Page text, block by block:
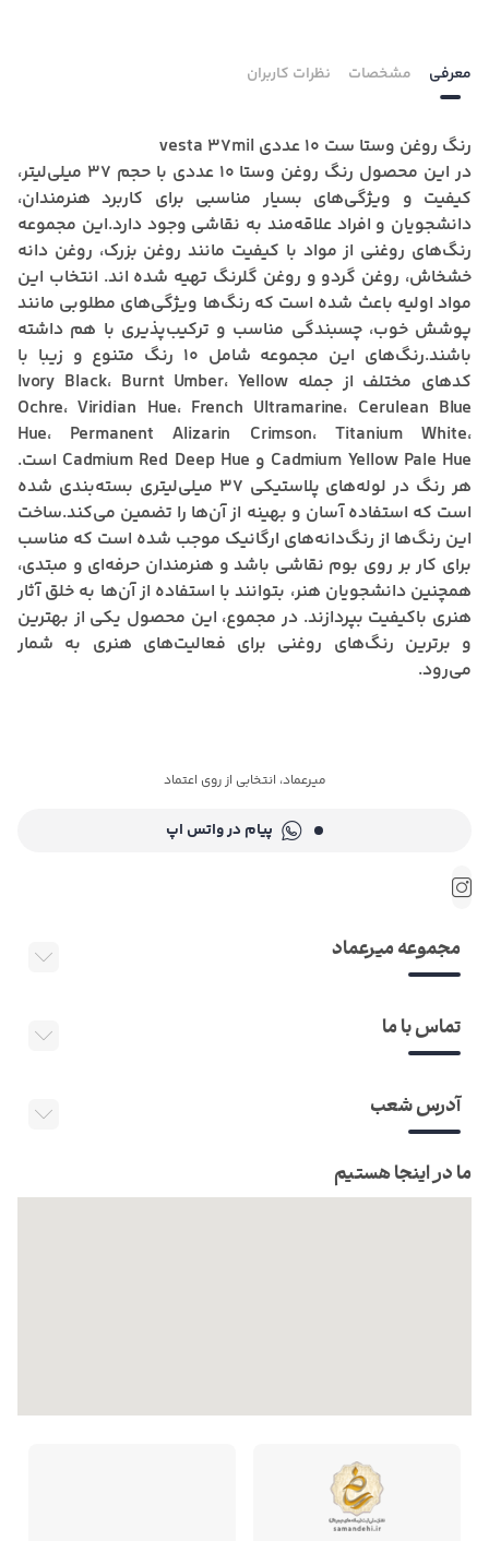
معرفی مشخصات نظرات کاربران
رنگ روغن وستا ست 10 عددی vesta 37mil
در این محصول رنگ روغن وستا ۱۰ عددی با حجم ۳۷ میلی‌لیتر،
کیفیت و ویژگی‌های بسیار مناسبی برای کاربرد هنرمندان،
دانشجویان و افراد علاقه‌مند به نقاشی وجود دارد.این مجموعه
رنگ‌های روغنی از مواد با کیفیت مانند روغن بزرک، روغن دانه
خشخاش، روغن گردو و روغن گلرنگ تهیه شده اند. انتخاب این
مواد اولیه باعث شده است که رنگ‌ها ویژگی‌های مطلوبی مانند
پوشش خوب، چسبندگی مناسب و ترکیب‌پذیری با هم داشته
باشند.رنگ‌های این مجموعه شامل ۱۰ رنگ متنوع و زیبا با
کدهای مختلف از جمله Ivory Black، Burnt Umber، Yellow
Ochre، Viridian Hue، French Ultramarine، Cerulean Blue
Hue، Permanent Alizarin Crimson، Titanium White،
Cadmium Yellow Pale Hue و Cadmium Red Deep Hue است.
هر رنگ در لوله‌های پلاستیکی ۳۷ میلی‌لیتری بسته‌بندی شده
است که استفاده آسان و بهینه از آن‌ها را تضمین می‌کند.ساخت
این رنگ‌ها از رنگ‌دانه‌های ارگانیک موجب شده است که مناسب
برای کار بر روی بوم نقاشی باشد و هنرمندان حرفه‌ای و مبتدی،
همچنین دانشجویان هنر، بتوانند با استفاده از آن‌ها به خلق آثار
هنری باکیفیت بپردازند. در مجموع، این محصول یکی از بهترین
و برترین رنگ‌های روغنی برای فعالیت‌های هنری به شمار
می‌رود.
میرعماد، انتخابی از روی اعتماد
پیام در واتس اپ
مجموعه میرعماد
تماس با ما
آدرس شعب
ما در اینجا هستیم